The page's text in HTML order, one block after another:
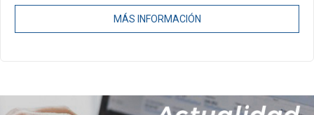
MÁS INFORMACIÓN